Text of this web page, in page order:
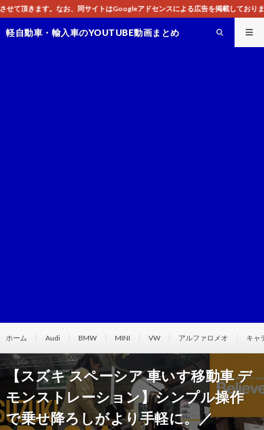
トはGoogleアドセンスによる広告を掲載しております。
軽自動車・輸入車のYOUTUBE動画まとめ
ホーム Audi BMW MINI VW アルファロメオ キャ
【スズキ スペーシア 車いす移動車 デ
モンストレーション】シンプル操作
で乗せ降ろしがより手軽に。／